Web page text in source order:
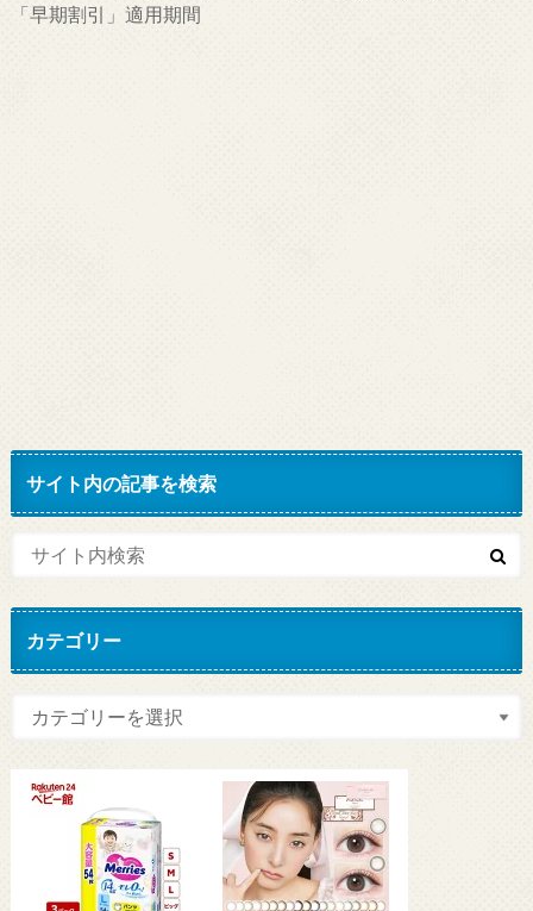
「早期割引」適用期間
サイト内の記事を検索
カテゴリー